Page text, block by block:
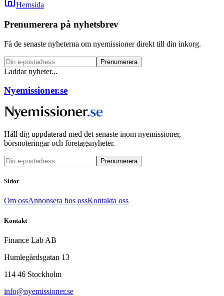
Hemsida
Prenumerera på nyhetsbrev
Få de senaste nyheterna om nyemissioner direkt till din inkorg.
Prenumerera
Laddar nyheter...
Nyemissioner.se
Håll dig uppdaterad med det senaste inom nyemissioner,
börsnoteringar och företagsnyheter.
Prenumerera
Sidor
Om ossAnnonsera hos ossKontakta oss
Kontakt
Finance Lab AB
Humlegårdsgatan 13
114 46 Stockholm
info@nyemissioner.se